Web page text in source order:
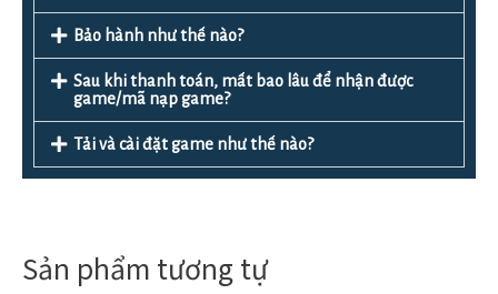
Bảo hành như thế nào?
Sau khi thanh toán, mất bao lâu để nhận được
game/mã nạp game?
Tải và cài đặt game như thế nào?
Sản phẩm tương tự